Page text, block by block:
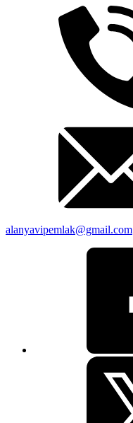
alanyavipemlak@gmail.com